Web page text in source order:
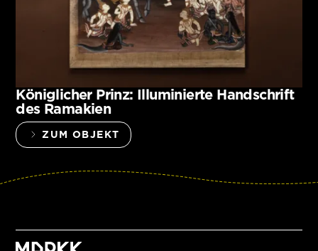
Königlicher Prinz: Illuminierte Handschrift
des Ramakien
ZUM OBJEKT